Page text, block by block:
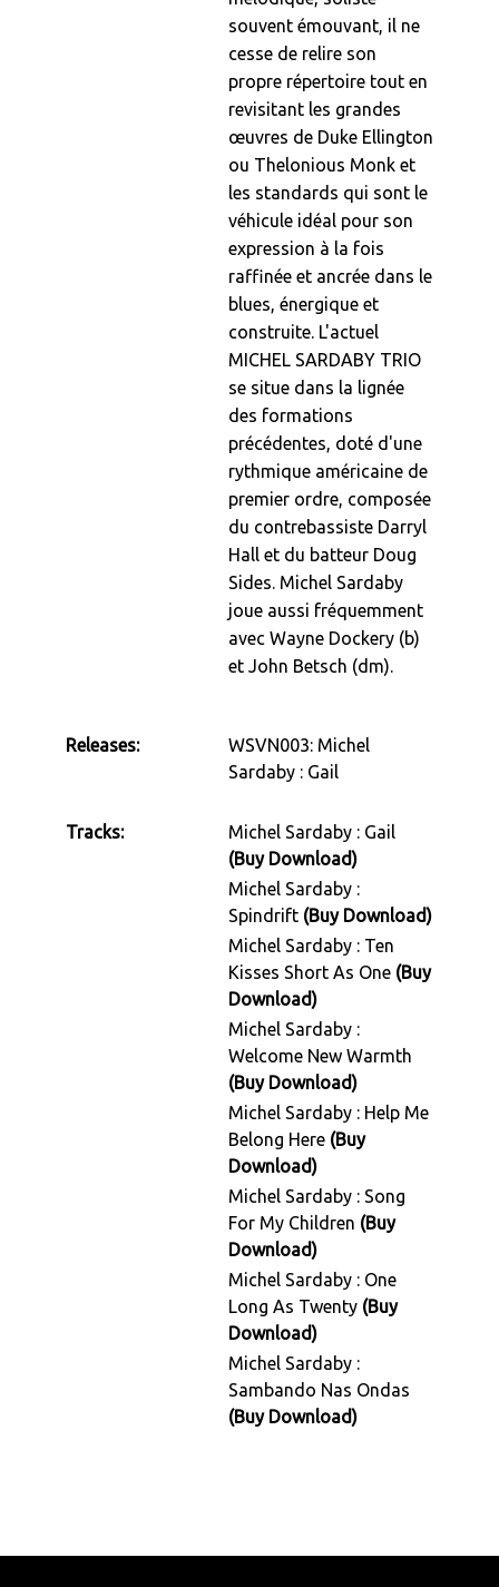
souvent émouvant, il ne
cesse de relire son
propre répertoire tout en
revisitant les grandes
œuvres de Duke Ellington
ou Thelonious Monk et
les standards qui sont le
véhicule idéal pour son
expression à la fois
raffinée et ancrée dans le
blues, énergique et
construite. L'actuel
MICHEL SARDABY TRIO
se situe dans la lignée
des formations
précédentes, doté d'une
rythmique américaine de
premier ordre, composée
du contrebassiste Darryl
Hall et du batteur Doug
Sides. Michel Sardaby
joue aussi fréquemment
avec Wayne Dockery (b)
et John Betsch (dm).
Releases:
WSVN003: Michel
Sardaby : Gail
Tracks:
Michel Sardaby : Gail
(Buy Download)
Michel Sardaby :
Spindrift (Buy Download)
Michel Sardaby : Ten
Kisses Short As One (Buy
Download)
Michel Sardaby :
Welcome New Warmth
(Buy Download)
Michel Sardaby : Help Me
Belong Here (Buy
Download)
Michel Sardaby : Song
For My Children (Buy
Download)
Michel Sardaby : One
Long As Twenty (Buy
Download)
Michel Sardaby :
Sambando Nas Ondas
(Buy Download)